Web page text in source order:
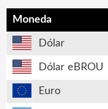
Moneda
Dólar
Dólar eBROU
Euro